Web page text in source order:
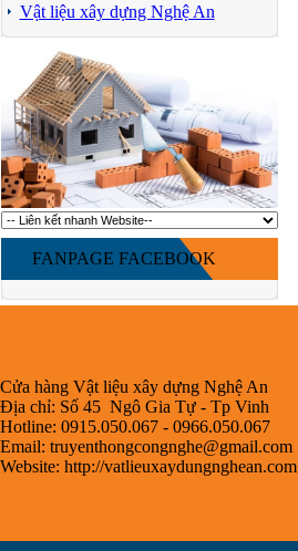
Vật liệu xây dựng Nghệ An
FANPAGE FACEBOOK
Cửa hàng Vật liệu xây dựng Nghệ An
Địa chỉ: Số 45 Ngô Gia Tự - Tp Vinh
Hotline: 0915.050.067 - 0966.050.067
Email: truyenthongcongnghe@gmail.com
Website: http://vatlieuxaydungnghean.com